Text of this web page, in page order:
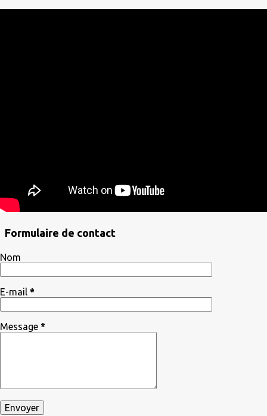
Formulaire de contact
Nom
E-mail *
Message *